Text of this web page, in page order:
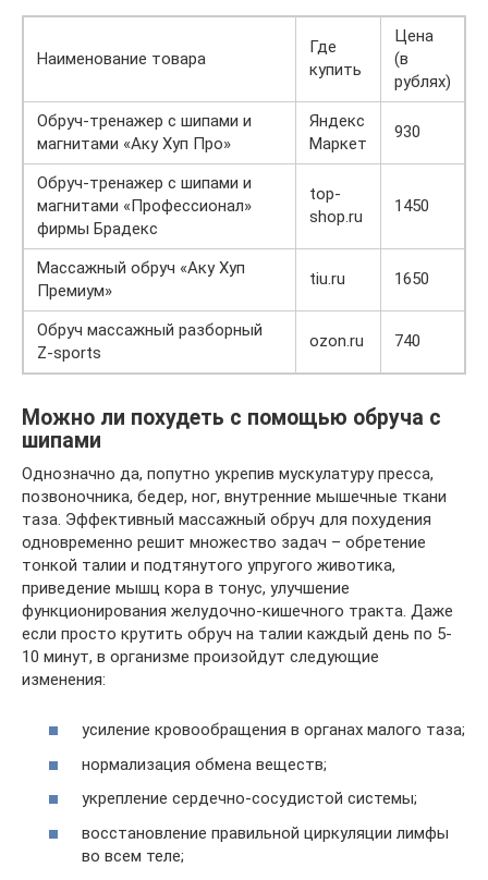
Наименование товара
Где
купить
Цена
(в
рублях)
Обруч-тренажер с шипами и
магнитами «Аку Хуп Про»
Яндекс
Маркет
930
Обруч-тренажер с шипами и
магнитами «Профессионал»
фирмы Брадекс
top-
shop.ru
1450
Массажный обруч «Аку Хуп
Премиум»
tiu.ru 1650
Обруч массажный разборный
Z-sports
ozon.ru 740
Можно ли похудеть с помощью обруча с
шипами
Однозначно да, попутно укрепив мускулатуру пресса,
позвоночника, бедер, ног, внутренние мышечные ткани
таза. Эффективный массажный обруч для похудения
одновременно решит множество задач – обретение
тонкой талии и подтянутого упругого животика,
приведение мышц кора в тонус, улучшение
функционирования желудочно-кишечного тракта. Даже
если просто крутить обруч на талии каждый день по 5-
10 минут, в организме произойдут следующие
изменения:
усиление кровообращения в органах малого таза;
нормализация обмена веществ;
укрепление сердечно-сосудистой системы;
восстановление правильной циркуляции лимфы
во всем теле;